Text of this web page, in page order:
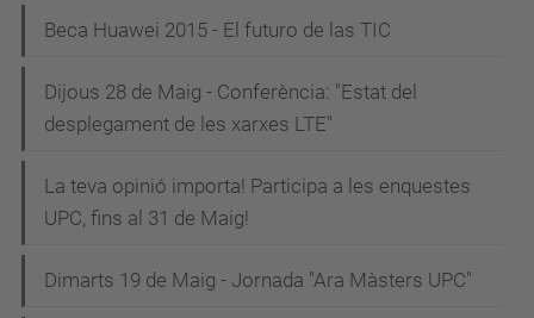
Beca Huawei 2015 - El futuro de las TIC
Dijous 28 de Maig - Conferència: "Estat del
desplegament de les xarxes LTE"
La teva opinió importa! Participa a les enquestes
UPC, fins al 31 de Maig!
Dimarts 19 de Maig - Jornada "Ara Màsters UPC"